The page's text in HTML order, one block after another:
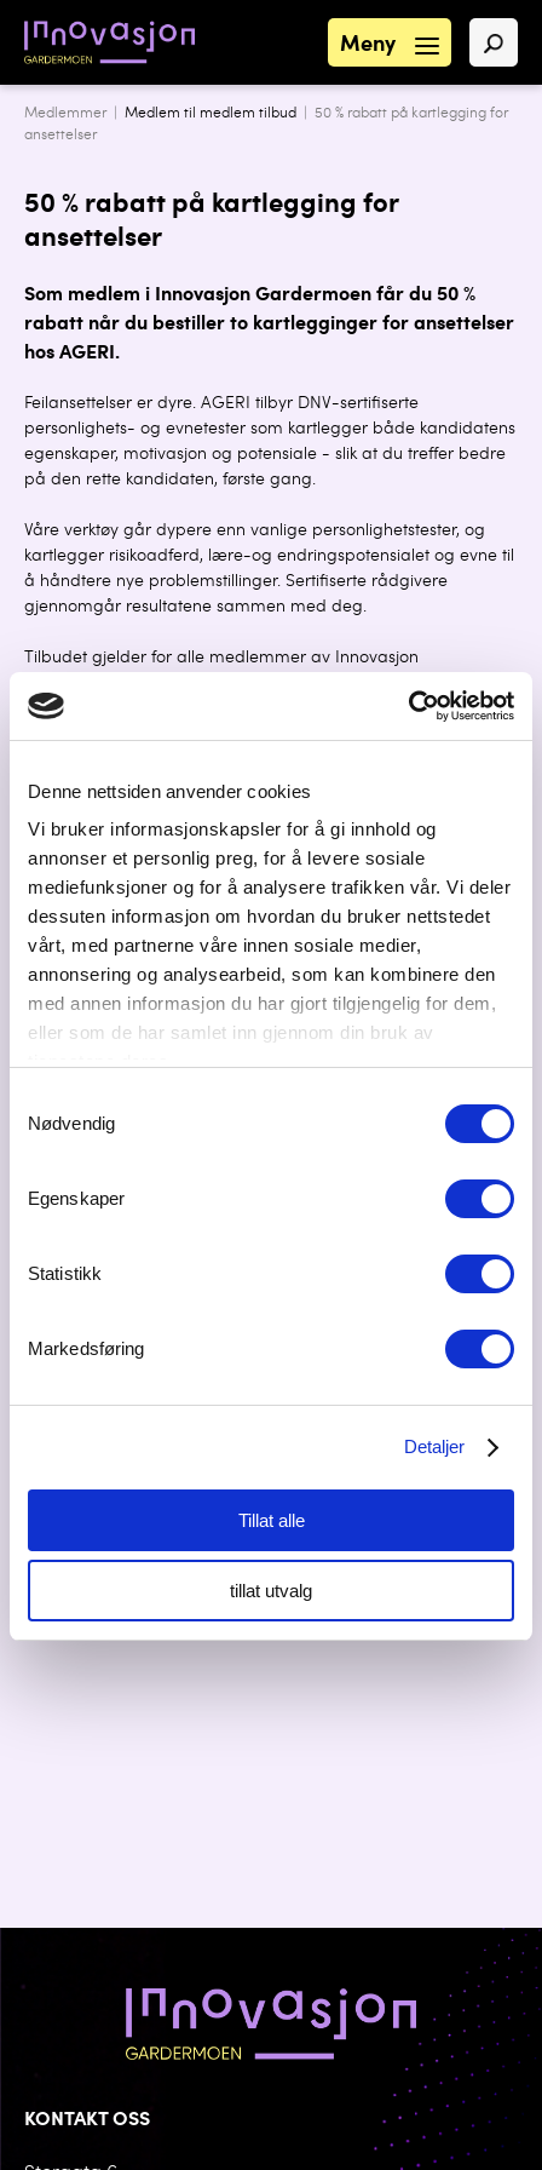
Denne nettsiden anvender cookies
Vi bruker informasjonskapsler for å gi innhold og
annonser et personlig preg, for å levere sosiale
mediefunksjoner og for å analysere trafikken vår. Vi deler
dessuten informasjon om hvordan du bruker nettstedet
vårt, med partnerne våre innen sosiale medier,
annonsering og analysearbeid, som kan kombinere den
med annen informasjon du har gjort tilgjengelig for dem,
eller som de har samlet inn gjennom din bruk av
Nødvendig
Egenskaper
Statistikk
Markedsføring
Detaljer
Tillat alle
tillat utvalg
Meny
Medlemmer | Medlem til medlem tilbud | 50 % rabatt på kartlegging for
ansettelser
50 % rabatt på kartlegging for
ansettelser
Som medlem i Innovasjon Gardermoen får du 50 %
rabatt når du bestiller to kartlegginger for ansettelser
hos AGERI.
Feilansettelser er dyre. AGERI tilbyr DNV-sertifiserte
personlighets- og evnetester som kartlegger både kandidatens
egenskaper, motivasjon og potensiale - slik at du treffer bedre
på den rette kandidaten, første gang.
Våre verktøy går dypere enn vanlige personlighetstester, og
kartlegger risikoadferd, lære-og endringspotensialet og evne til
å håndtere nye problemstillinger. Sertifiserte rådgivere
gjennomgår resultatene sammen med deg.
Tilbudet gjelder for alle medlemmer av Innovasjon
kan lese mer om kartlegging for ansettelser
📧hei@ageri.no
📞55 70 52 00
🌐 ageri.no
KONTAKT OSS